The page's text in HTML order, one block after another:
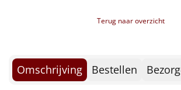
NIEUW
Noodradio NIEUW
Speculoos koekjes, 25 gr
Tiny tony chocolonely, mini
Toblerone, mini
Terug naar overzicht
Omschrijving Bestellen